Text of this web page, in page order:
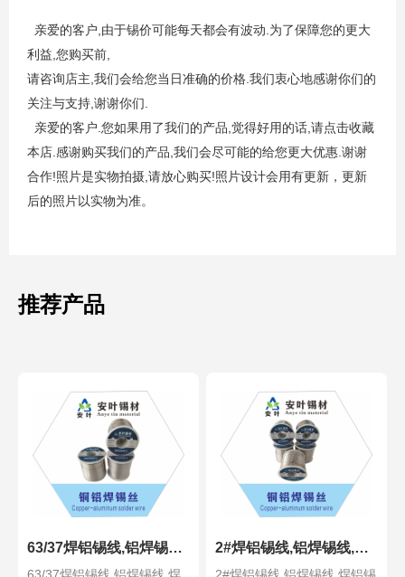
亲爱的客户 由于锡价可能每天都会有波动 为了保障您的更大
利益 您购买前
请咨询店主 我们会给您当日准确的价格 我们衷心地感谢你们的
关注与支持 谢谢你们
亲爱的客户 您如果用了我们的产品 觉得好用的话 请点击收藏
本店 感谢购买我们的产品 我们会尽可能的给您更大优惠 谢谢
合作!照片是实物拍摄 请放心购买!照片设计会用有更新 ，更新
后的照片以实物为准。
推荐产品
63/37焊铝锡线,铝焊锡线,焊铝锡线,焊铝锡丝,铝焊锡丝,
63/37焊铝锡线,铝焊锡线,焊
2#焊铝锡线,铝焊锡线,焊铝锡线,焊铝锡丝,铝焊锡丝,铜铝锡
2#焊铝锡线,铝焊锡线,焊铝锡